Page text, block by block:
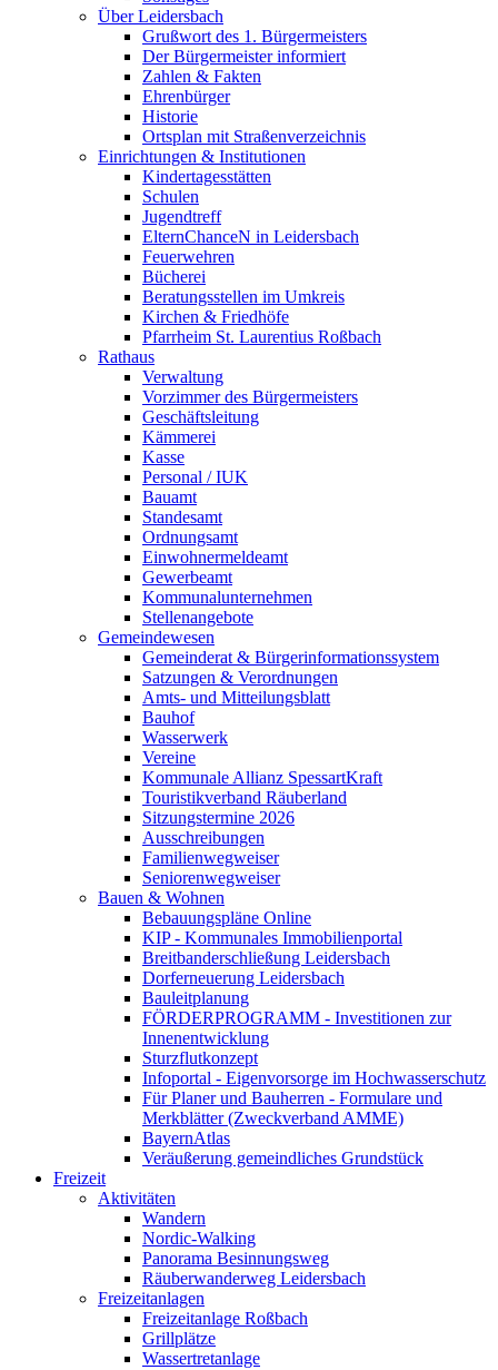
Über Leidersbach
Grußwort des 1. Bürgermeisters
Der Bürgermeister informiert
Zahlen & Fakten
Ehrenbürger
Historie
Ortsplan mit Straßenverzeichnis
Einrichtungen & Institutionen
Kindertagesstätten
Schulen
Jugendtreff
ElternChanceN in Leidersbach
Feuerwehren
Bücherei
Beratungsstellen im Umkreis
Kirchen & Friedhöfe
Pfarrheim St. Laurentius Roßbach
Rathaus
Verwaltung
Vorzimmer des Bürgermeisters
Geschäftsleitung
Kämmerei
Kasse
Personal / IUK
Bauamt
Standesamt
Ordnungsamt
Einwohnermeldeamt
Gewerbeamt
Kommunalunternehmen
Stellenangebote
Gemeindewesen
Gemeinderat & Bürgerinformationssystem
Satzungen & Verordnungen
Amts- und Mitteilungsblatt
Bauhof
Wasserwerk
Vereine
Kommunale Allianz SpessartKraft
Touristikverband Räuberland
Sitzungstermine 2026
Ausschreibungen
Familienwegweiser
Seniorenwegweiser
Bauen & Wohnen
Bebauungspläne Online
KIP - Kommunales Immobilienportal
Breitbanderschließung Leidersbach
Dorferneuerung Leidersbach
Bauleitplanung
FÖRDERPROGRAMM - Investitionen zur
Innenentwicklung
Sturzflutkonzept
Infoportal - Eigenvorsorge im Hochwasserschutz
Für Planer und Bauherren - Formulare und
Merkblätter (Zweckverband AMME)
BayernAtlas
Veräußerung gemeindliches Grundstück
Freizeit
Aktivitäten
Wandern
Nordic-Walking
Panorama Besinnungsweg
Räuberwanderweg Leidersbach
Freizeitanlagen
Freizeitanlage Roßbach
Grillplätze
Wassertretanlage